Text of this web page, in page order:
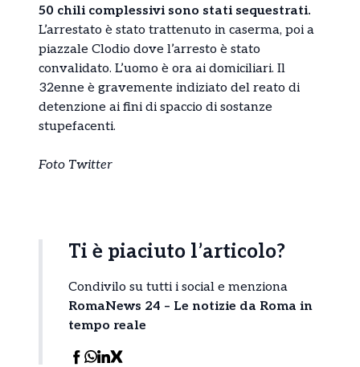
50 chili complessivi sono stati sequestrati.
L’arrestato è stato trattenuto in caserma, poi a
piazzale Clodio dove l’arresto è stato
convalidato. L’uomo è ora ai domiciliari. Il
32enne è gravemente indiziato del reato di
detenzione ai fini di spaccio di sostanze
stupefacenti.
Foto Twitter
Ti è piaciuto l’articolo?
Condivilo su tutti i social e menziona
RomaNews 24 – Le notizie da Roma in
tempo reale